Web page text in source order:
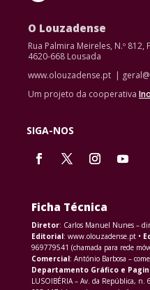
O Louzadense
Rua Palmira Meireles, N.º 812,
4620-668 Lousada
www.olouzadense.pt |
Um projeto da cooperativa
SIGA-NOS
Ficha Técnica
Diretor: Carlos Manuel Nunes –
Editorial: www.olouzadense.pt •
969779541 (chamada para rede
Comercial: António Barbosa –
Departamento Gráfico e
LUSOIBÉRIA – Av. da República,